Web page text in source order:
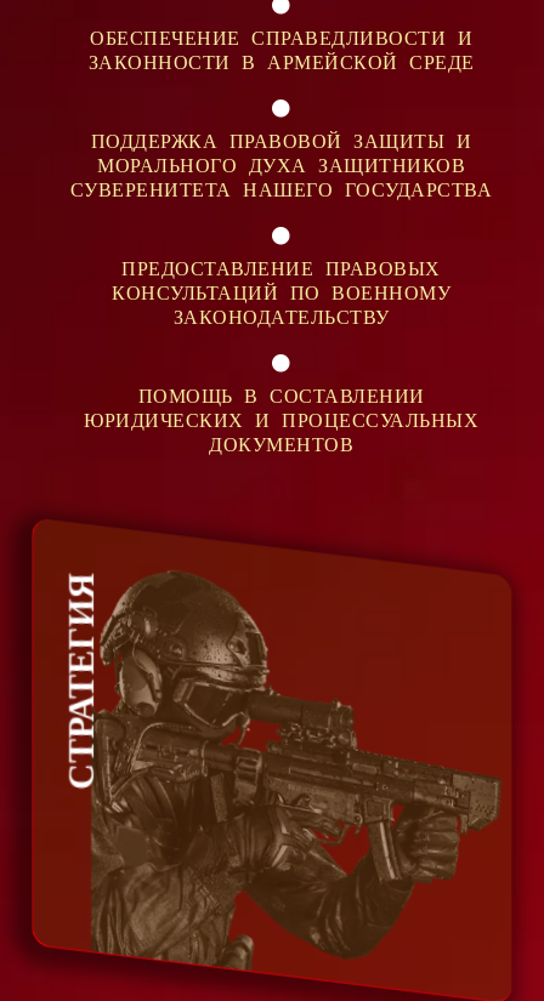
ОБЕСПЕЧЕНИЕ СПРАВЕДЛИВОСТИ И
ЗАКОННОСТИ В АРМЕЙСКОЙ СРЕДЕ
ПОДДЕРЖКА ПРАВОВОЙ ЗАЩИТЫ И
МОРАЛЬНОГО ДУХА ЗАЩИТНИКОВ
СУВЕРЕНИТЕТА НАШЕГО ГОСУДАРСТВА
ПРЕДОСТАВЛЕНИЕ ПРАВОВЫХ
КОНСУЛЬТАЦИЙ ПО ВОЕННОМУ
ЗАКОНОДАТЕЛЬСТВУ
ПОМОЩЬ В СОСТАВЛЕНИИ
ЮРИДИЧЕСКИХ И ПРОЦЕССУАЛЬНЫХ
ДОКУМЕНТОВ
СТРАТЕГИЯ